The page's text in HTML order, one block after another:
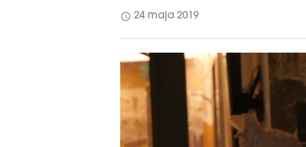
schedule 24 maja 2019